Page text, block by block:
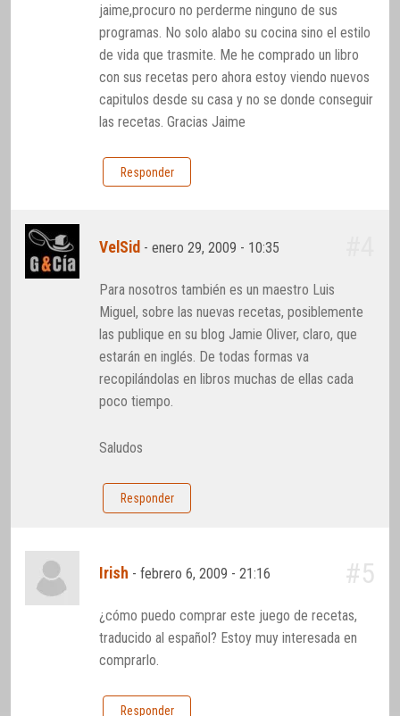
jaime,procuro no perderme ninguno de sus
programas. No solo alabo su cocina sino el estilo
de vida que trasmite. Me he comprado un libro
con sus recetas pero ahora estoy viendo nuevos
capitulos desde su casa y no se donde conseguir
las recetas. Gracias Jaime
Responder
VelSid -enero 29, 2009 - 10:35
Para nosotros también es un maestro Luis
Miguel, sobre las nuevas recetas, posiblemente
las publique en su blog Jamie Oliver, claro, que
estarán en inglés. De todas formas va
recopilándolas en libros muchas de ellas cada
poco tiempo.
Saludos
Responder
Irish -febrero 6, 2009 - 21:16 #5
¿cómo puedo comprar este juego de recetas,
traducido al español? Estoy muy interesada en
comprarlo.
Responder